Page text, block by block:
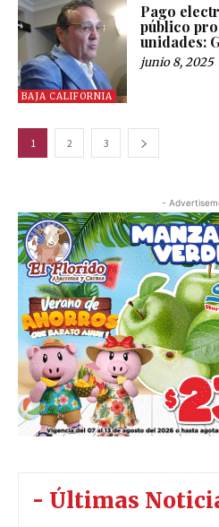
BAJA CALIFORNIA
Pago
público
unidades:
junio 8, 2025
1 2 3
-
- Últimas